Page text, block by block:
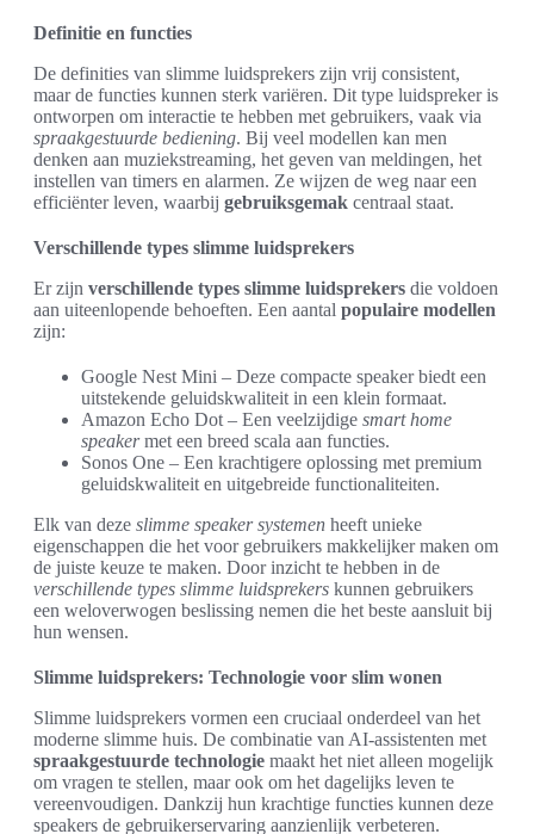
Definitie en functies
De definities van slimme luidsprekers zijn vrij consistent,
maar de functies kunnen sterk variëren. Dit type luidspreker is
ontworpen om interactie te hebben met gebruikers, vaak via
spraakgestuurde bediening. Bij veel modellen kan men
denken aan muziekstreaming, het geven van meldingen, het
instellen van timers en alarmen. Ze wijzen de weg naar een
efficiënter leven, waarbij gebruiksgemak centraal staat.
Verschillende types slimme luidsprekers
Er zijn verschillende types slimme luidsprekers die voldoen
aan uiteenlopende behoeften. Een aantal populaire modellen
zijn:
Google Nest Mini – Deze compacte speaker biedt een
uitstekende geluidskwaliteit in een klein formaat.
Amazon Echo Dot – Een veelzijdige smart home
speakermet een breed scala aan functies.
Sonos One – Een krachtigere oplossing met premium
geluidskwaliteit en uitgebreide functionaliteiten.
Elk van deze slimme speaker systemen heeft unieke
eigenschappen die het voor gebruikers makkelijker maken om
de juiste keuze te maken. Door inzicht te hebben in de
verschillende types slimme luidsprekers kunnen gebruikers
een weloverwogen beslissing nemen die het beste aansluit bij
hun wensen.
Slimme luidsprekers: Technologie voor slim wonen
Slimme luidsprekers vormen een cruciaal onderdeel van het
moderne slimme huis. De combinatie van AI-assistenten met
spraakgestuurde technologie maakt het niet alleen mogelijk
om vragen te stellen, maar ook om het dagelijks leven te
vereenvoudigen. Dankzij hun krachtige functies kunnen deze
speakers de gebruikerservaring aanzienlijk verbeteren.